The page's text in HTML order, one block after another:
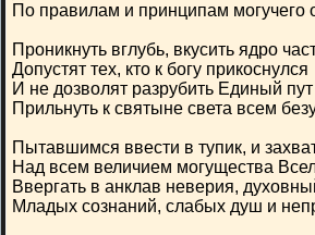
По правилам и принципам могучего
Проникнуть вглубь, вкусить ядро
Допустят тех, кто к богу прикоснулся
И не дозволят разрубить Единый пут
Прильнуть к святыне света всем
Пытавшимся ввести в тупик, и
Над всем величием могущества
Ввергать в анклав неверия,
Младых сознаний, слабых душ и